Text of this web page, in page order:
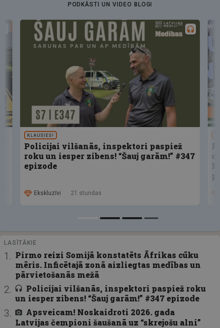
PODKĀSTI UN VIDEO BLOGI
KLAUSIES!
Policijai vilšanās, inspektori paspiež
roku un iesper zibens! “Šauj garām!” #347
epizode
Ekskluzīvi 21 stundas
LASĪTĀKIE
Pirmo reizi Somijā konstatēts Āfrikas cūku
mēris. Inficētajā zonā aizliegtas medības un
pārvietošanās mežā
Policijai vilšanās, inspektori paspiež roku
un iesper zibens! “Šauj garām!” #347 epizode
Apsveicam! Noskaidroti 2026. gada
Latvijas čempioni šaušanā uz “skrejošu alni”